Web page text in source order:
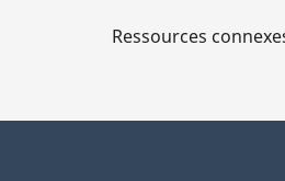
s
Ressources